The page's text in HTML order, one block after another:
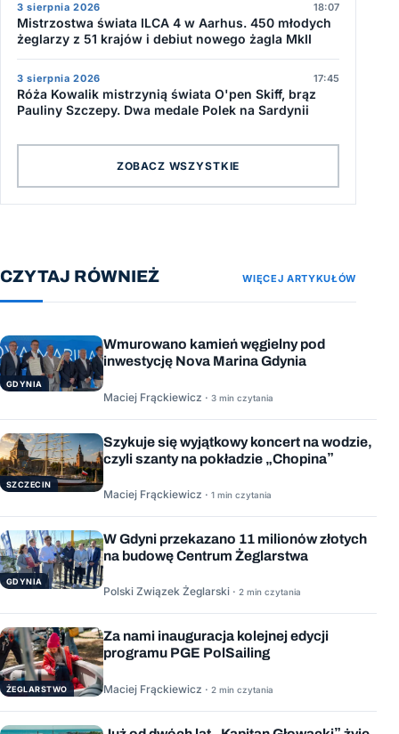
3 sierpnia 2026 18:07
Mistrzostwa świata ILCA 4 w Aarhus. 450 młodych
żeglarzy z 51 krajów i debiut nowego żagla MkII
3 sierpnia 2026 17:45
Róża Kowalik mistrzynią świata O'pen Skiff, brąz
Pauliny Szczepy. Dwa medale Polek na Sardynii
ZOBACZ WSZYSTKIE
CZYTAJ RÓWNIEŻ WIĘCEJ ARTYKUŁÓW
GDYNIA
Wmurowano kamień węgielny pod
inwestycję Nova Marina Gdynia
Maciej Frąckiewicz · 3 min czytania
SZCZECIN
Szykuje się wyjątkowy koncert na wodzie,
czyli szanty na pokładzie „Chopina”
Maciej Frąckiewicz · 1 min czytania
GDYNIA
W Gdyni przekazano 11 milionów złotych
na budowę Centrum Żeglarstwa
Polski Związek Żeglarski · 2 min czytania
ŻEGLARSTWO
Za nami inauguracja kolejnej edycji
programu PGE PolSailing
Maciej Frąckiewicz · 2 min czytania